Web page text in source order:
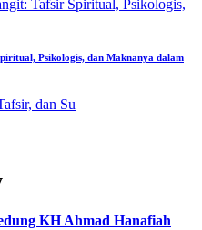
Psikologis, dan Maknanya dalam
KH Ahmad Hanafiah